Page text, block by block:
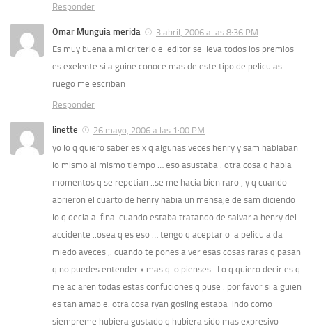
Responder
Omar Munguia merida
3 abril, 2006 a las 8:36 PM
Es muy buena a mi criterio el editor se lleva todos los premios
es exelente si alguine conoce mas de este tipo de peliculas
ruego me escriban
Responder
linette
26 mayo, 2006 a las 1:00 PM
yo lo q quiero saber es x q algunas veces henry y sam hablaban
lo mismo al mismo tiempo … eso asustaba . otra cosa q habia
momentos q se repetian ..se me hacia bien raro , y q cuando
abrieron el cuarto de henry habia un mensaje de sam diciendo
lo q decia al final cuando estaba tratando de salvar a henry del
accidente ..osea q es eso … tengo q aceptarlo la pelicula da
miedo aveces ,. cuando te pones a ver esas cosas raras q pasan
q no puedes entender x mas q lo pienses . Lo q quiero decir es q
me aclaren todas estas confuciones q puse . por favor si alguien
es tan amable. otra cosa ryan gosling estaba lindo como
siempreme hubiera gustado q hubiera sido mas expresivo